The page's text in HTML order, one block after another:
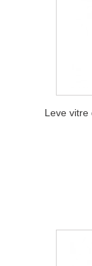
Leve vitre